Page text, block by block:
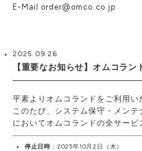
E-Mail order@omco.co.jp
2025.09.26
【重要なお知らせ】オムコラ
平素よりオムコランドをご利用
このたび、システム保守・メン
においてオムコランドの全サー
停止日時 ：2025年10月2日（木）